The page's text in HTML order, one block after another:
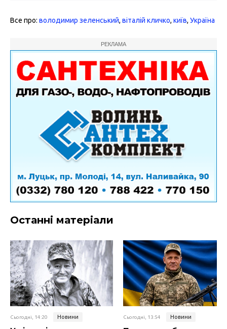
Все про: володимир зеленський, віталій кличко, київ, Україна
РЕКЛАМА
Останні матеріали
Сьогодні, 14:20 Новини Сьогодні, 13:54 Новини